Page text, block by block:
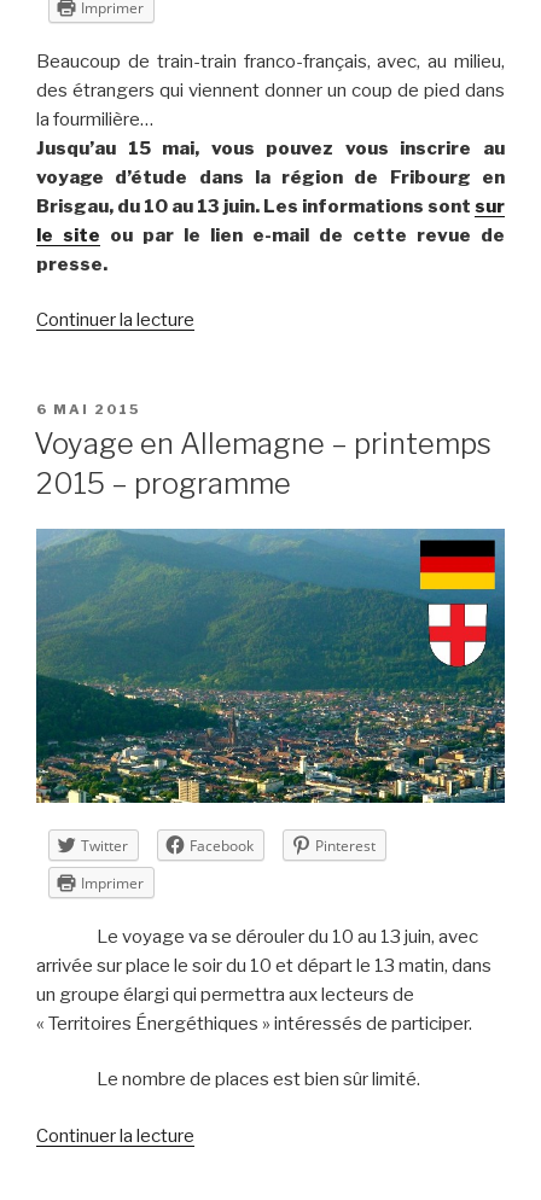
Imprimer
Beaucoup de train-train franco-français, avec, au milieu,
des étrangers qui viennent donner un coup de pied dans
la fourmilière…
Jusqu’au 15 mai, vous pouvez vous inscrire au
voyage d’étude dans la région de Fribourg en
Brisgau, du 10 au 13 juin. Les informations sont sur
le site ou par le lien e-mail de cette revue de
presse.
Continuer la lecture
n°56
2015
semaine
19 »
PUBLIÉ
LE
6 MAI 2015
Voyage en Allemagne – printemps
2015 – programme
Twitter Facebook
Pinterest
Imprimer
Le voyage va se dérouler du 10 au 13 juin, avec
arrivée sur place le soir du 10 et départ le 13 matin, dans
un groupe élargi qui permettra aux lecteurs de
« Territoires Énergéthiques » intéressés de participer.
Le nombre de places est bien sûr limité.
Continuer la lecture